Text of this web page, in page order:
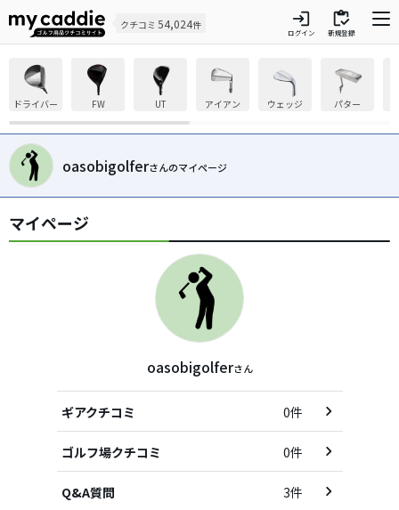
クチコミ 54,024件 login
ログイン
inventory
新規登録
ドライバー FW UT アイアン ウェッジ パター
oasobigolferさんのマイページ
マイページ
oasobigolferさん
ギアクチコミ 0件
ゴルフ場クチコミ 0件
Q&A質問 3件